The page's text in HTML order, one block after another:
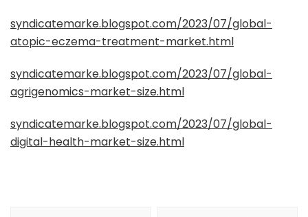
syndicatemarke.blogspot.com/2023/07/global-
atopic-eczema-treatment-market.html
syndicatemarke.blogspot.com/2023/07/global-
agrigenomics-market-size.html
syndicatemarke.blogspot.com/2023/07/global-
digital-health-market-size.html